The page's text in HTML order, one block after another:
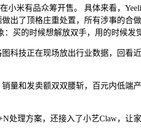
米有品众筹开售。 具体来看，
出了顶格庄重处置，所有涉事的
买的时候想解放双手，用的时候
技正在现场放出行业数据，回看
和发卖额双双腰斩，百元内低端
理方案，还接入了小艺Claw，让